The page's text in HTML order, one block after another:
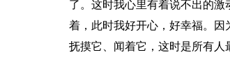
了。这时我心里有着说不出的
着，此时我好开心，好幸福。因
抚摸它、闻着它，这时是所有人